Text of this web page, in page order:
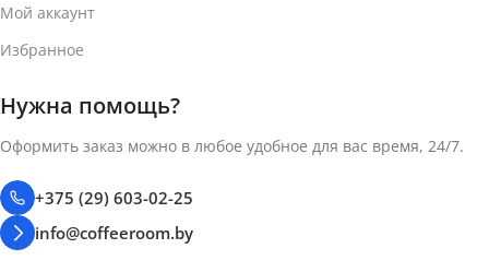
Мой аккаунт
Избранное
Нужна помощь?
Оформить заказ можно в любое удобное для вас время, 24/7.
+375 (29) 603-02-25
info@coffeeroom.by